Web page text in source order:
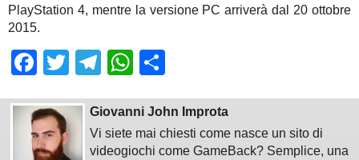
PlayStation 4, mentre la versione PC arriverà dal 20 ottobre
2015.
Facebook
Twitter
Telegram
WhatsApp
Giovanni John Improta
Vi siete mai chiesti come nasce un sito di
videogiochi come GameBack? Semplice, una